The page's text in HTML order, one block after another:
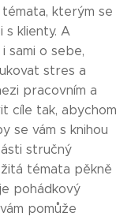
kterým se
s klienty. A
o sebe,
stres a
pracovním a
cíle tak, abychom
se vám s knihou
stručný
témata pěkně
pohádkový
pomůže